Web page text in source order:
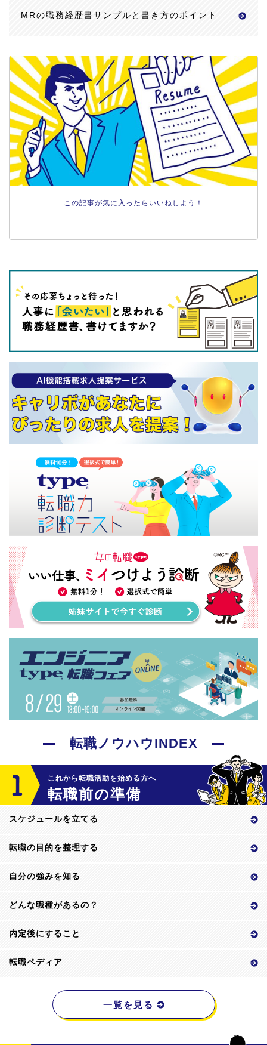
MRの職務経歴書サンプルと書き方のポイント
この記事が気に入ったらいいねしよう！
転職ノウハウINDEX
これから転職活動を始める方へ
転職前の準備
スケジュールを立てる
転職の目的を整理する
自分の強みを知る
どんな職種があるの？
内定後にすること
転職ペディア
一覧を見る